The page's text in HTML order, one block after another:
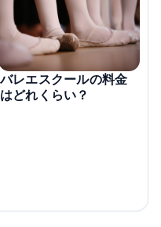
バレエスクールの料金
はどれくらい？